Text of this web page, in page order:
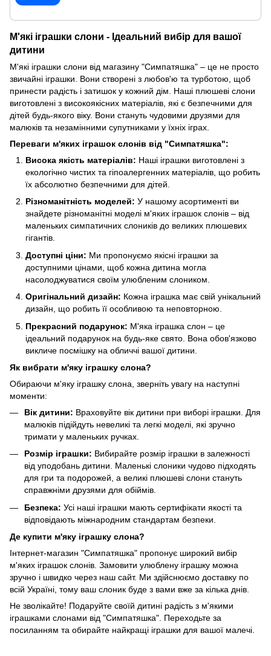
М'які іграшки слони - Ідеальний вибір для вашої
дитини
М'які іграшки слони від магазину "Симпатяшка" – це не просто
звичайні іграшки. Вони створені з любов'ю та турботою, щоб
принести радість і затишок у кожний дім. Наші плюшеві слони
виготовлені з високоякісних матеріалів, які є безпечними для
дітей будь-якого віку. Вони стануть чудовими друзями для
малюків та незамінними супутниками у їхніх іграх.
Переваги м'яких іграшок слонів від "Симпатяшка":
Висока якість матеріалів: Наші іграшки виготовлені з
екологічно чистих та гіпоалергенних матеріалів, що робить
їх абсолютно безпечними для дітей.
Різноманітність моделей: У нашому асортименті ви
знайдете різноманітні моделі м'яких іграшок слонів – від
маленьких симпатичних слоників до великих плюшевих
гігантів.
Доступні ціни: Ми пропонуємо якісні іграшки за
доступними цінами, щоб кожна дитина могла
насолоджуватися своїм улюбленим слоником.
Оригінальний дизайн: Кожна іграшка має свій унікальний
дизайн, що робить її особливою та неповторною.
Прекрасний подарунок: М'яка іграшка слон – це
ідеальний подарунок на будь-яке свято. Вона обов'язково
викличе посмішку на обличчі вашої дитини.
Як вибрати м'яку іграшку слона?
Обираючи м'яку іграшку слона, зверніть увагу на наступні
моменти:
Вік дитини: Враховуйте вік дитини при виборі іграшки. Для
малюків підійдуть невеликі та легкі моделі, які зручно
тримати у маленьких ручках.
Розмір іграшки: Вибирайте розмір іграшки в залежності
від уподобань дитини. Маленькі слоники чудово підходять
для гри та подорожей, а великі плюшеві слони стануть
справжніми друзями для обіймів.
Безпека: Усі наші іграшки мають сертифікати якості та
відповідають міжнародним стандартам безпеки.
Де купити м'яку іграшку слона?
Інтернет-магазин "Симпатяшка" пропонує широкий вибір
м'яких іграшок слонів. Замовити улюблену іграшку можна
зручно і швидко через наш сайт. Ми здійснюємо доставку по
всій Україні, тому ваш слоник буде з вами вже за кілька днів.
Не зволікайте! Подаруйте своїй дитині радість з м'якими
іграшками слонами від "Симпатяшка". Переходьте за
посиланням та обирайте найкращі іграшки для вашої малечі.